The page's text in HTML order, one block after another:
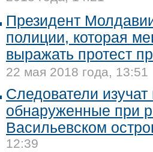
Президент
полиции, которая
выражать протест
22 мая 2018 года, 13:51
Следователи изучат
обнаруженные при
Васильевском
12:39